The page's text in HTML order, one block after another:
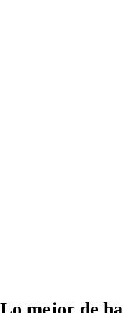
Lo mejor de